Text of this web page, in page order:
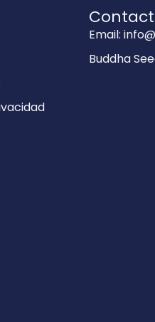
Email:
Buddha